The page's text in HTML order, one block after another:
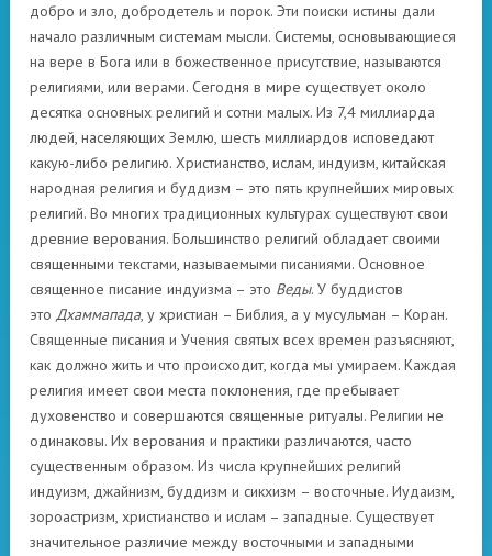
добро и зло, добродетель и порок. Эти поиски истины дали
начало различным системам мысли. Системы, основывающиеся
на вере в Бога или в божественное присутствие, называются
религиями, или верами. Сегодня в мире существует около
десятка основных религий и сотни малых. Из 7,4 миллиарда
людей, населяющих Землю, шесть миллиардов исповедают
какую-либо религию. Христианство, ислам, индуизм, китайская
народная религия и буддизм – это пять крупнейших мировых
религий. Во многих традиционных культурах существуют свои
древние верования. Большинство религий обладает своими
священными текстами, называемыми писаниями. Основное
священное писание индуизма – это Веды. У буддистов
это Дхаммапада, у христиан – Библия, а у мусульман – Коран.
Священные писания и Учения святых всех времен разъясняют,
как должно жить и что происходит, когда мы умираем. Каждая
религия имеет свои места поклонения, где пребывает
духовенство и совершаются священные ритуалы. Религии не
одинаковы. Их верования и практики различаются, часто
существенным образом. Из числа крупнейших религий
индуизм, джайнизм, буддизм и сикхизм – восточные. Иудаизм,
зороастризм, христианство и ислам – западные. Существует
значительное различие между восточными и западными